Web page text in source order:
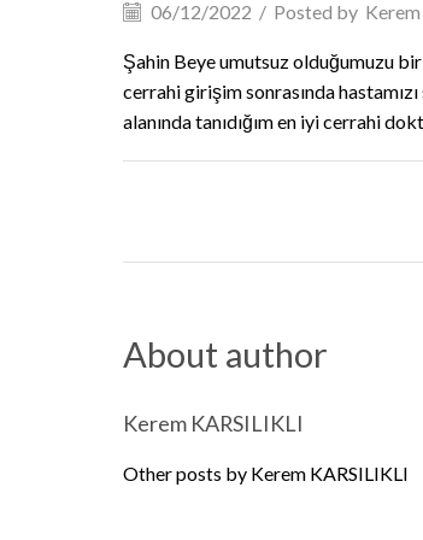
06/12/2022 / Posted by
Şahin Beye umutsuz olduğumuzu
cerrahi girişim sonrasında
alanında tanıdığım en iyi cerrahi
About author
Kerem KARSILIKLI
Other posts by Kerem KARSILIKLI